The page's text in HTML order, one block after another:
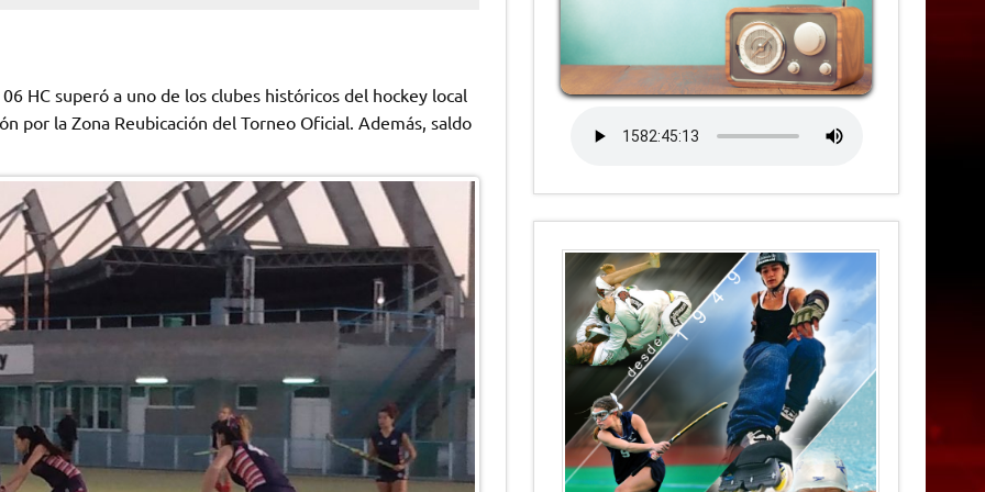
HC superó a uno de los clubes históricos del hockey local
por la Zona Reubicación del Torneo Oficial. Además, saldo